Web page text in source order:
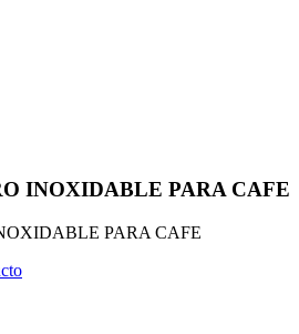
INOXIDABLE PARA CAFE
PARA CAFE